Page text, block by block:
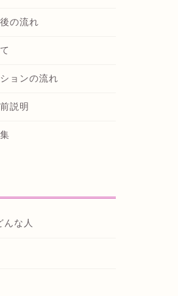
の流れ
ョンの流れ
説明
んな人